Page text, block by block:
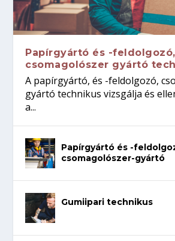
Papírgyártó és -feldolgozó,
csomagolószer gyártó
A papírgyártó, és -feldolgozó,
gyártó technikus vizsgálja és
a...
Papírgyártó és -
csomagolószer-gyártó
Gumiipari technikus